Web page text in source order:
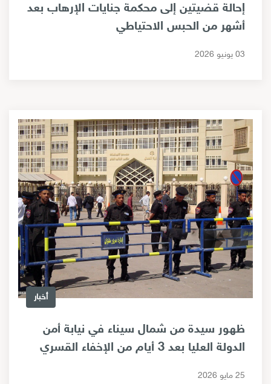
إحالة قضيتين إلى محكمة جنايات الإرهاب بعد
أشهر من الحبس الاحتياطي
03 يونيو 2026
أخبار
ظهور سيدة من شمال سيناء في نيابة أمن
الدولة العليا بعد 3 أيام من الإخفاء القسري
25 مايو 2026